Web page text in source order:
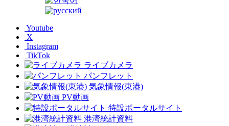
Youtube
X
Instagram
TikTok
ライブカメラ
パンフレット
気象情報(東港)
PV動画
特設ポータルサイト
港湾統計資料